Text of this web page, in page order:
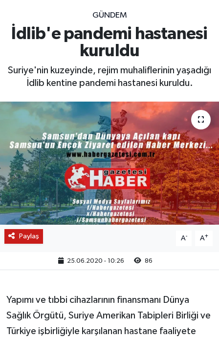
GÜNDEM
İdlib'e pandemi hastanesi
kuruldu
Suriye'nin kuzeyinde, rejim muhaliflerinin yaşadığı
İdlib kentine pandemi hastanesi kuruldu.
Paylaş A- A+
25.06.2020 - 10:26 86
Yapımı ve tıbbi cihazlarının finansmanı Dünya
Sağlık Örgütü, Suriye Amerikan Tabipleri Birliği ve
Türkiye işbirliğiyle karşılanan hastane faaliyete